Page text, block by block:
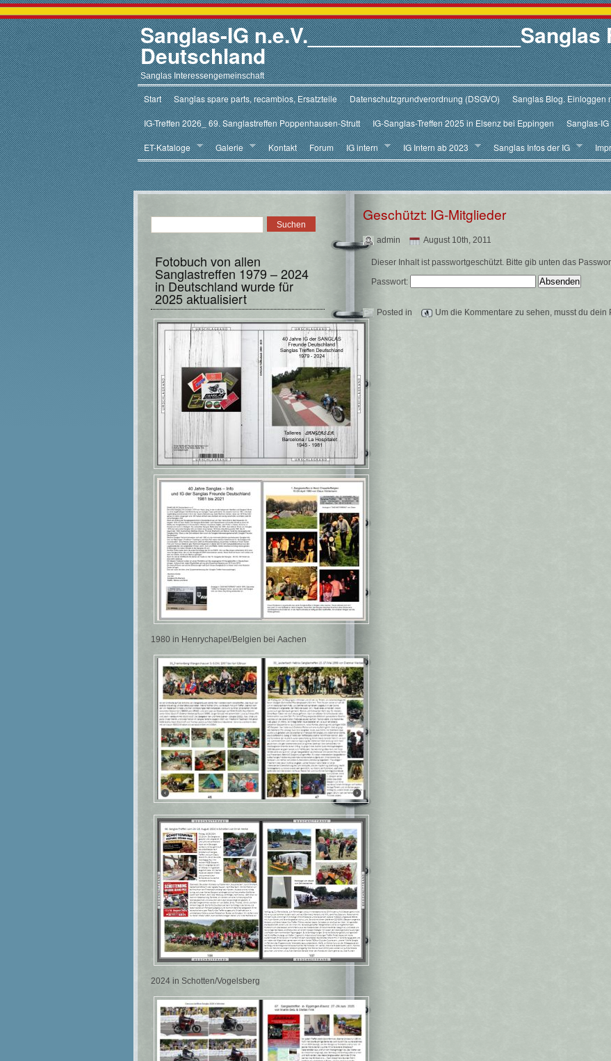
Sanglas-IG n.e.V.__________________Sanglas
Deutschland
Sanglas Interessengemeinschaft
Start Sanglas spare parts, recambios, Ersatzteile Datenschutzgrundverordnung (DSGVO) Sanglas Blog. Einloggen
IG-Treffen 2026_ 69. Sanglastreffen Poppenhausen-Strutt IG-Sanglas-Treffen 2025 in Elsenz bei Eppingen Sanglas-IG
ET-Kataloge Galerie Kontakt Forum IG intern IG Intern ab 2023 Sanglas Infos der IG
Fotobuch von allen
Sanglastreffen 1979 – 2024
in Deutschland wurde für
2025 aktualisiert
1980 in Henrychapel/Belgien bei Aachen
2024 in Schotten/Vogelsberg
Geschützt: IG-Mitglieder
admin August 10th, 2011
Dieser Inhalt ist passwortgeschützt. Bitte gib unten das
Passwort:
Posted in Um die Kommentare zu sehen, musst du dein